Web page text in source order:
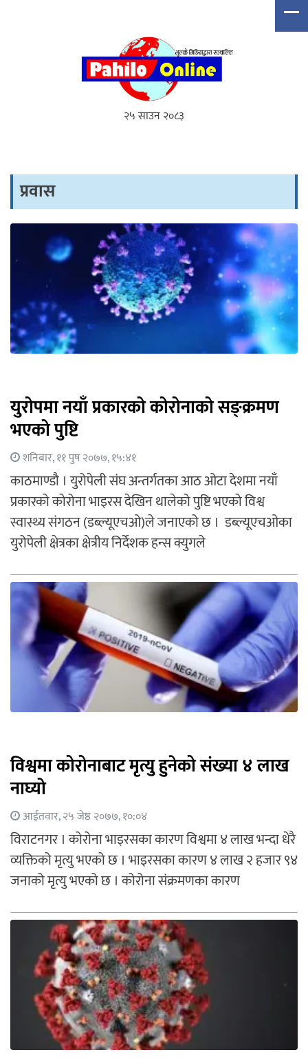
२५ साउन २०८३
प्रवास
युरोपमा नयाँ प्रकारको कोरोनाको सङ्क्रमण
भएको पुष्टि
शनिबार, ११ पुष २०७७, १५:४१
काठमाण्डौ । युरोपेली संघ अन्तर्गतका आठ ओटा देशमा नयाँ
प्रकारको कोरोना भाइरस देखिन थालेको पुष्टि भएको विश्व
स्वास्थ्य संगठन (डब्ल्यूएचओ)ले जनाएको छ । डब्ल्यूएचओका
युरोपेली क्षेत्रका क्षेत्रीय निर्देशक हन्स क्युगले
विश्वमा कोरोनाबाट मृत्यु हुनेको संख्या ४ लाख
नाघ्यो
आईतवार, २५ जेष्ठ २०७७, १०:०४
विराटनगर । कोरोना भाइरसका कारण विश्वमा ४ लाख भन्दा धेरै
व्यक्तिको मृत्यु भएको छ । भाइरसका कारण ४ लाख २ हजार ९४
जनाको मृत्यु भएको छ । कोरोना संक्रमणका कारण